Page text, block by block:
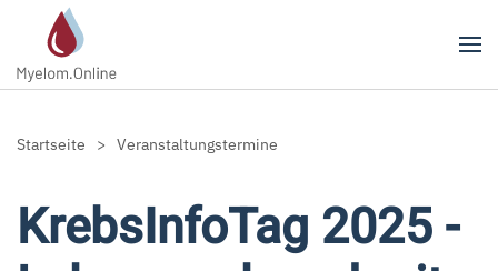
Zum Hauptinhalt springen
Startseite Veranstaltungstermine
KrebsInfoTag 2025 -